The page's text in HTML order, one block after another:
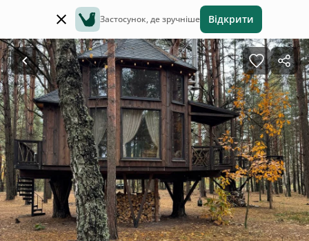
Застосунок, де зручніше Відкрити